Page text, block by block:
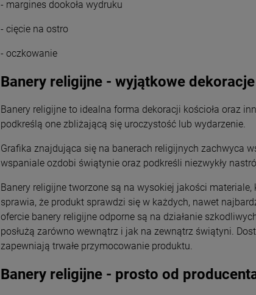
- margines dookoła wydruku
- cięcie na ostro
- oczkowanie
Banery religijne - wyjątkowe
Banery religijne to idealna forma dekoracji kościoła oraz
podkreślą one zbliżającą się uroczystość lub wydarzenie.
Grafika znajdująca się na banerach religijnych zachwyca
wspaniale ozdobi świątynie oraz podkreśli niezwykły
Banery religijne tworzone są na wysokiej jakości
sprawia, że produkt sprawdzi się w każdych, nawet
ofercie banery religijne odporne są na działanie
posłużą zarówno wewnątrz i jak na zewnątrz świątyni.
zapewniają trwałe przymocowanie produktu.
Banery religijne - prosto od